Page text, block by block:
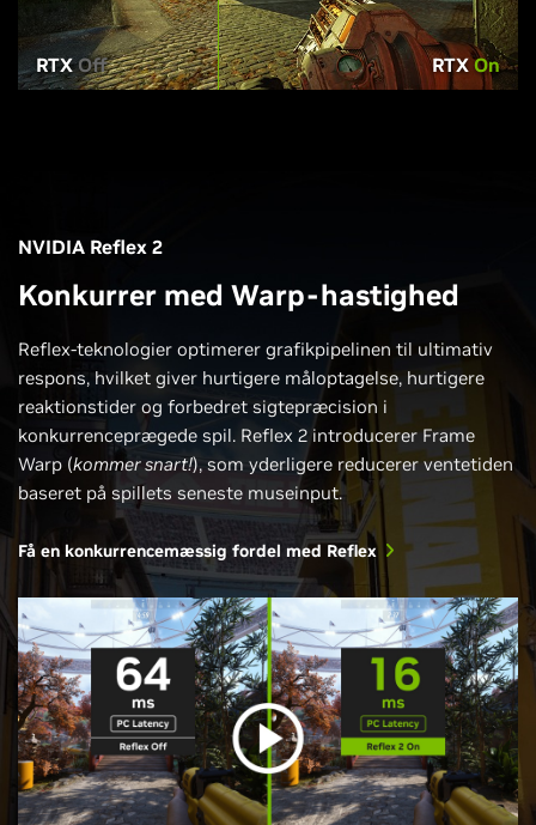
RTXOff RTXOn
NVIDIA Reflex 2
Konkurrer med Warp-hastighed
Reflex-teknologier optimerer grafikpipelinen til ultimativ
respons, hvilket giver hurtigere måloptagelse, hurtigere
reaktionstider og forbedret sigtepræcision i
konkurrenceprægede spil. Reflex 2 introducerer Frame
Warp (kommer snart!), som yderligere reducerer ventetiden
baseret på spillets seneste museinput.
Få en konkurrencemæssig fordel med Reflex